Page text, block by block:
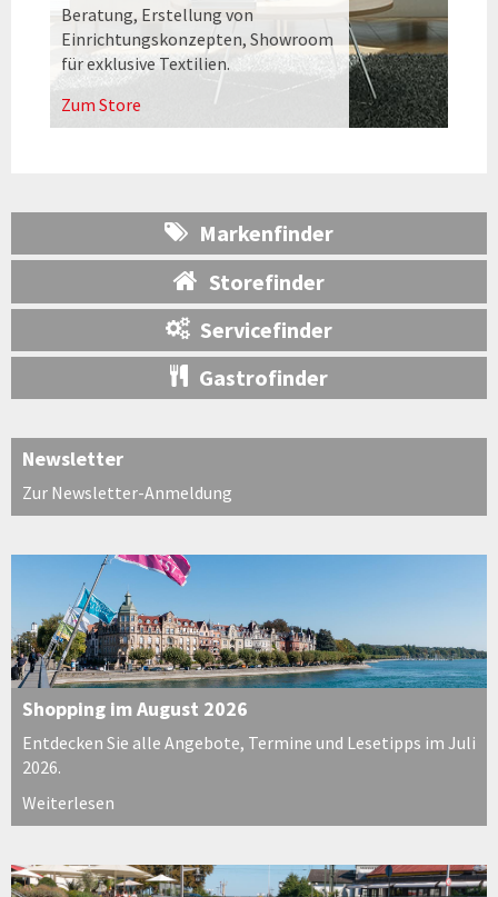
Beratung, Erstellung von
Einrichtungskonzepten, Showroom
für exklusive Textilien.
Zum Store
Markenfinder
Storefinder
Servicefinder
Gastrofinder
Newsletter
Zur Newsletter-Anmeldung
Shopping im August 2026
Entdecken Sie alle Angebote, Termine und Lesetipps im Juli
2026.
Weiterlesen